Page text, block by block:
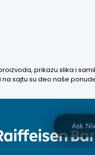
prikazu slika i
na sajtu su deo naše
Ask